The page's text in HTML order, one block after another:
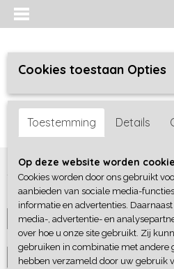
Inloggen Registreren
Home >Baby lifestyle>Dekens
Merken
Selecteer 1 of meerdere
opties
Maat
Selecteer 1 of meerdere
Cookies toestaan Opties
Toestemming Details
Op deze website worden
Cookies worden door ons gebruikt
aanbieden van sociale media-
informatie en advertenties.
media-, advertentie- en
over hoe u onze site gebruikt. Zij
gebruiken in combinatie met andere
hebben verzameld door uw gebruik